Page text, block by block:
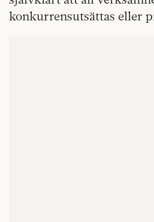
konkurrensutsättas eller